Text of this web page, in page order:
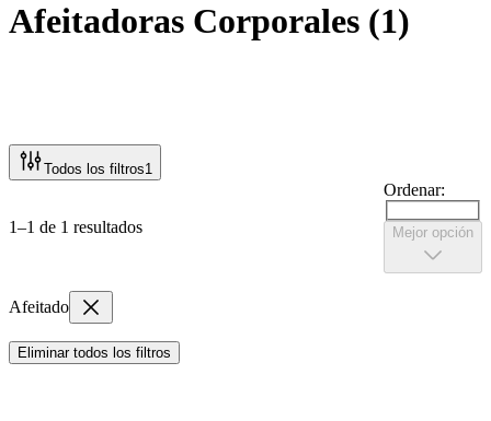
Afeitadoras Corporales (1)
Todos los filtros1
1–1 de 1 resultados
Ordenar:
Mejor opción
Afeitado
Eliminar todos los filtros